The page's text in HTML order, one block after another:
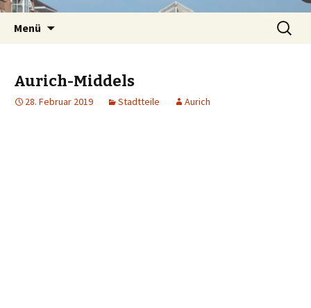
Menü
Suchen
nach:
Aurich-Middels
28. Februar 2019 Stadtteile Aurich